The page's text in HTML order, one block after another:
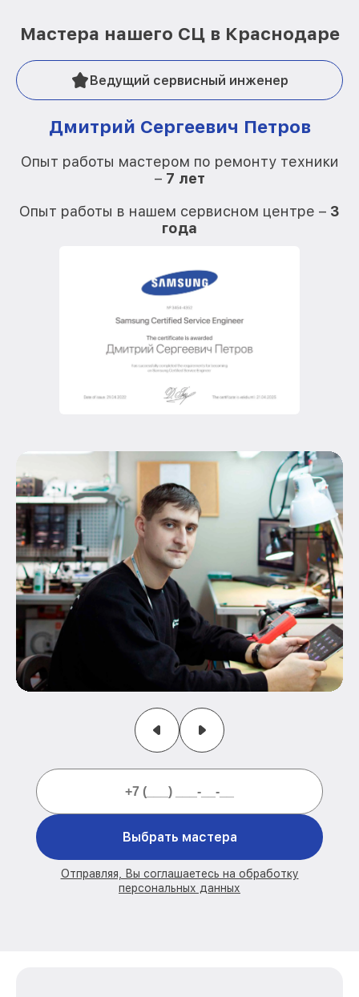
Мастера нашего СЦ в Краснодаре
Ведущий сервисный инженер
Дмитрий Сергеевич Петров
Опыт работы мастером по ремонту техники
– 7 лет
Опыт работы в нашем сервисном центре – 3
года
Выбрать мастера
Отправляя, Вы соглашаетесь на обработку
персональных данных